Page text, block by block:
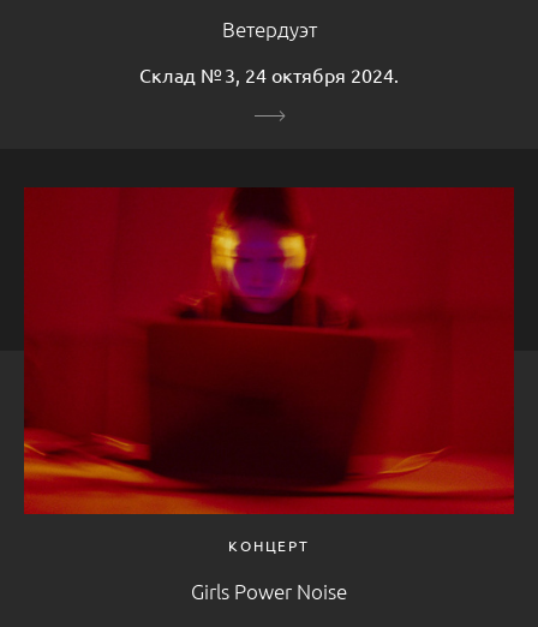
Ветердуэт
Склад № 3, 24 октября 2024.
КОНЦЕРТ
Girls Power Noise